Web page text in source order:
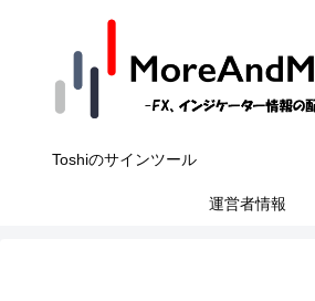
Toshiのサインツール
運営者情報